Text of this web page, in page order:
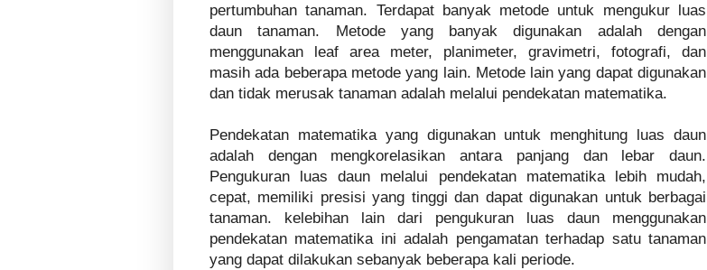
pertumbuhan tanaman. Terdapat banyak metode untuk mengukur luas
daun tanaman. Metode yang banyak digunakan adalah dengan
menggunakan leaf area meter, planimeter, gravimetri, fotografi, dan
masih ada beberapa metode yang lain. Metode lain yang dapat digunakan
dan tidak merusak tanaman adalah melalui pendekatan matematika.
Pendekatan matematika yang digunakan untuk menghitung luas daun
adalah dengan mengkorelasikan antara panjang dan lebar daun.
Pengukuran luas daun melalui pendekatan matematika lebih mudah,
cepat, memiliki presisi yang tinggi dan dapat digunakan untuk berbagai
tanaman. kelebihan lain dari pengukuran luas daun menggunakan
pendekatan matematika ini adalah pengamatan terhadap satu tanaman
yang dapat dilakukan sebanyak beberapa kali periode.